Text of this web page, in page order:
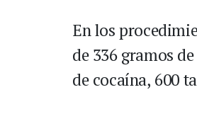
En los
de 336 gramos
de cocaína, 600